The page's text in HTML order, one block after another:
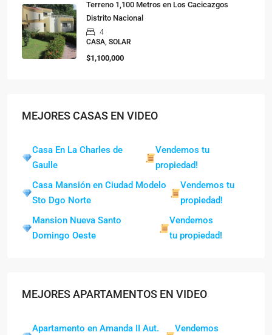
Terreno 1,100 Metros en Los Cacicazgos
Distrito Nacional
4
CASA, SOLAR
$1,100,000
MEJORES CASAS EN VIDEO
Casa En La Charles de
Gaulle
Vendemos tu
propiedad!
Casa Mansión en Ciudad Modelo
Sto Dgo Norte
Vendemos tu
propiedad!
Mansion Nueva Santo
Domingo Oeste
Vendemos
tu propiedad!
MEJORES APARTAMENTOS EN VIDEO
Apartamento en Amanda II Aut.
Vendemos